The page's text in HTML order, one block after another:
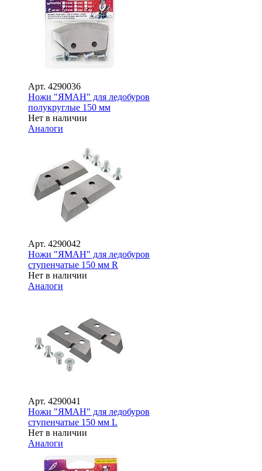
Арт. 4290036
Ножи "ЯМАН" для ледобуров
полукруглые 150 мм
Нет в наличии
Аналоги
Арт. 4290042
Ножи "ЯМАН" для ледобуров
ступенчатые 150 мм R
Нет в наличии
Аналоги
Арт. 4290041
Ножи "ЯМАН" для ледобуров
ступенчатые 150 мм L
Нет в наличии
Аналоги